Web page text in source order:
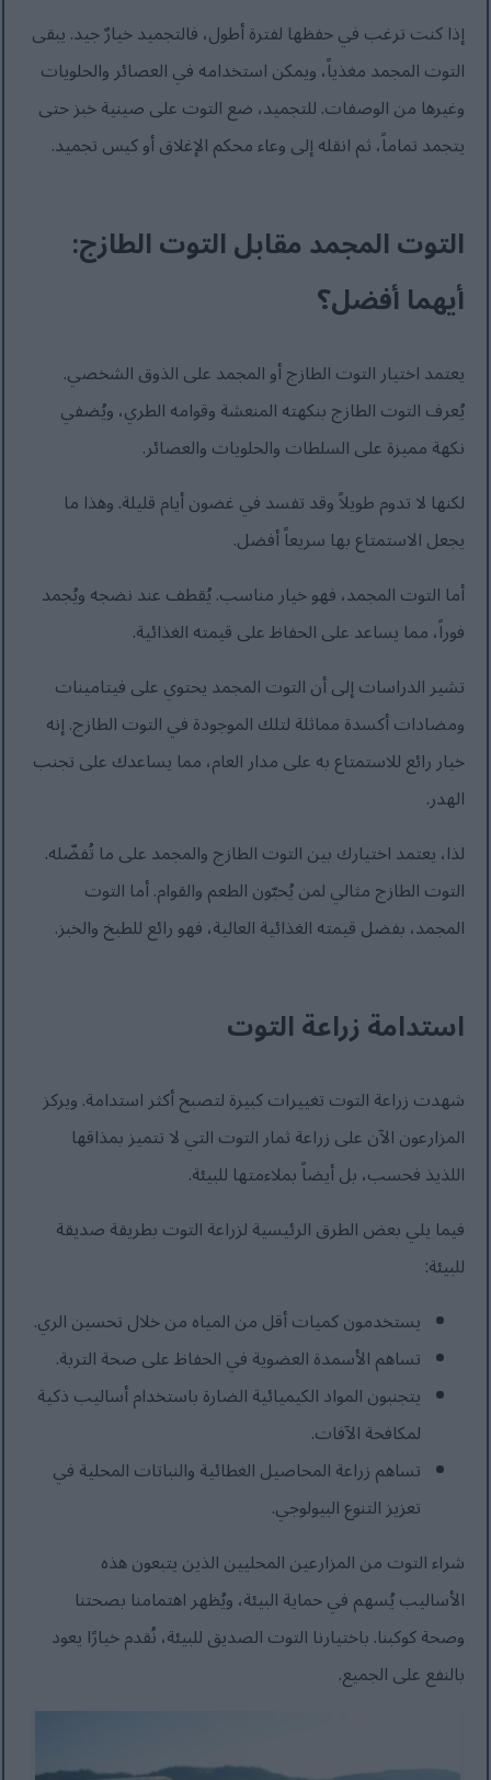
إذا كنت ترغب في حفظها لفترة أطول، فالتجميد خيارٌ جيد. يبقى
التوت المجمد مغذياً، ويمكن استخدامه في العصائر والحلويات
وغيرها من الوصفات. للتجميد، ضع التوت على صينية خبز حتى
يتجمد تماماً، ثم انقله إلى وعاء محكم الإغلاق أو كيس تجميد.
التوت المجمد مقابل التوت الطازج:
أيهما أفضل؟
يعتمد اختيار التوت الطازج أو المجمد على الذوق الشخصي.
يُعرف التوت الطازج بنكهته المنعشة وقوامه الطري، ويُضفي
نكهة مميزة على السلطات والحلويات والعصائر.
لكنها لا تدوم طويلاً وقد تفسد في غضون أيام قليلة. وهذا ما
يجعل الاستمتاع بها سريعاً أفضل.
أما التوت المجمد، فهو خيار مناسب. يُقطف عند نضجه ويُجمد
فوراً، مما يساعد على الحفاظ على قيمته الغذائية.
تشير الدراسات إلى أن التوت المجمد يحتوي على فيتامينات
ومضادات أكسدة مماثلة لتلك الموجودة في التوت الطازج. إنه
خيار رائع للاستمتاع به على مدار العام، مما يساعدك على تجنب
الهدر.
لذا، يعتمد اختيارك بين التوت الطازج والمجمد على ما تُفضّله.
التوت الطازج مثالي لمن يُحبّون الطعم والقوام. أما التوت
المجمد، بفضل قيمته الغذائية العالية، فهو رائع للطبخ والخبز.
استدامة زراعة التوت
شهدت زراعة التوت تغييرات كبيرة لتصبح أكثر استدامة. ويركز
المزارعون الآن على زراعة ثمار التوت التي لا تتميز بمذاقها
اللذيذ فحسب، بل أيضاً بملاءمتها للبيئة.
فيما يلي بعض الطرق الرئيسية لزراعة التوت بطريقة صديقة
للبيئة:
يستخدمون كميات أقل من المياه من خلال تحسين الري.
تساهم الأسمدة العضوية في الحفاظ على صحة التربة.
يتجنبون المواد الكيميائية الضارة باستخدام أساليب ذكية
لمكافحة الآفات.
تساهم زراعة المحاصيل الغطائية والنباتات المحلية في
تعزيز التنوع البيولوجي.
شراء التوت من المزارعين المحليين الذين يتبعون هذه
الأساليب يُسهم في حماية البيئة، ويُظهر اهتمامنا بصحتنا
وصحة كوكبنا. باختيارنا التوت الصديق للبيئة، نُقدم خيارًا يعود
بالنفع على الجميع.